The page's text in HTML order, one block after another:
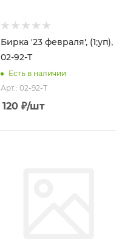
Бирка '23 февраля', (1;уп),
02-92-T
Есть в наличии
Арт.: 02-92-T
120 ₽/шт